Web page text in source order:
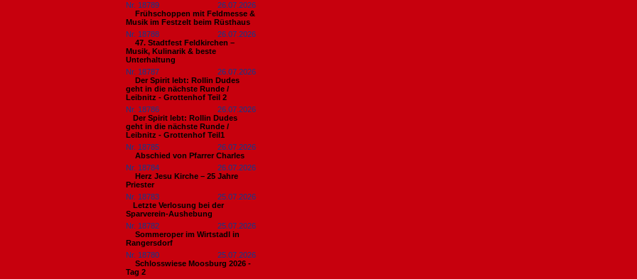
Nr. 18789
26.07.2026
Frühschoppen mit Feldmesse &
Musik im Festzelt beim Rüsthaus
Nr. 18788
26.07.2026
47. Stadtfest Feldkirchen –
Musik, Kulinarik & beste
Unterhaltung
Nr. 18787
26.07.2026
Der Spirit lebt: Rollin Dudes
geht in die nächste Runde /
Leibnitz - Grottenhof Teil 2
Nr. 18786
26.07.2026
​Der Spirit lebt: Rollin Dudes
geht in die nächste Runde /
Leibnitz - Grottenhof Teil1
Nr. 18785
26.07.2026
Abschied von Pfarrer Charles
Nr. 18784
26.07.2026
Herz Jesu Kirche – 25 Jahre
Priester
Nr. 18783
25.07.2026
​Letzte Verlosung bei der
Sparverein-Aushebung
Nr. 18782
25.07.2026
Sommeroper im Wirtstadl in
Rangersdorf
Nr. 18780
25.07.2026
Schlosswiese Moosburg 2026 -
Tag 2